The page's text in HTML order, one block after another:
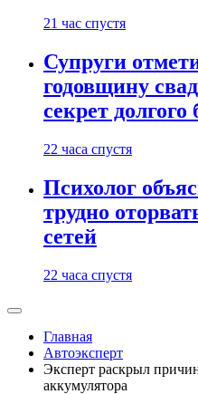
21 час спустя
Супруги
годовщину
секрет долгого
22 часа спустя
Психолог
трудно
сетей
22 часа спустя
Главная
Автоэксперт
Эксперт раскрыл
аккумулятора